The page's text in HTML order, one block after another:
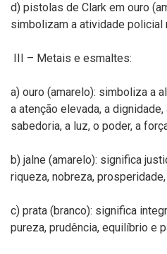
d) pistolas de Clark em ouro
simbolizam a atividade policial
III – Metais e esmaltes:
a) ouro (amarelo): simboliza a
a atenção elevada, a
sabedoria, a luz, o poder, a
b) jalne (amarelo): significa
riqueza, nobreza,
c) prata (branco): significa
pureza, prudência, equilíbrio e